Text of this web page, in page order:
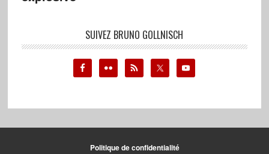
SUIVEZ BRUNO GOLLNISCH
Politique de confidentialité